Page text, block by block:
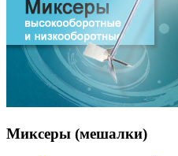
Миксеры (мешалки)